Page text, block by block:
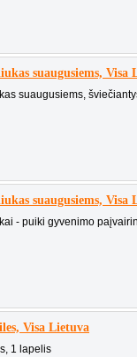
suaugusiems, Visa
suaugusiems,
suaugusiems, Visa
- puiki gyvenimo
Visa Lietuva
1 lapelis